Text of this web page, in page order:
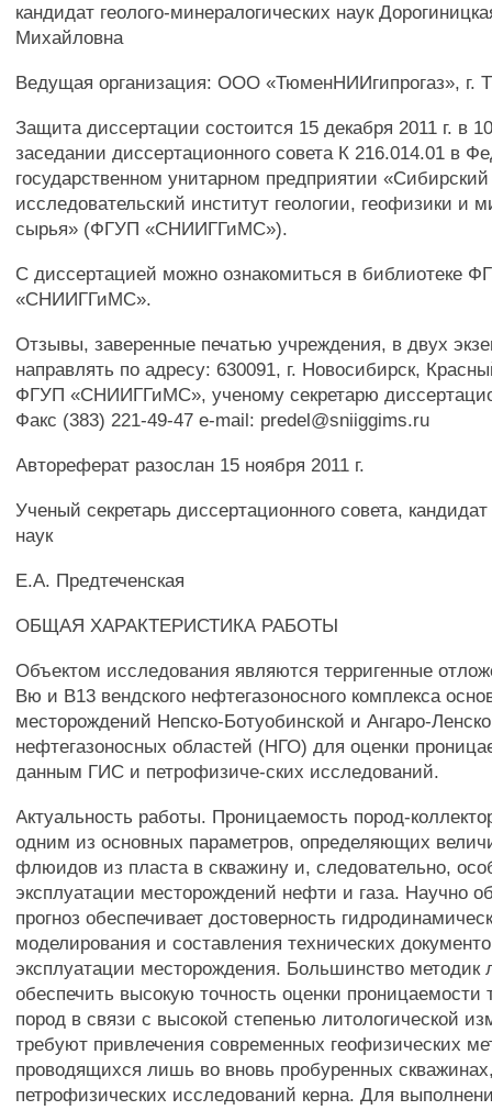
кандидат геолого-минералогических наук
Михайловна
Ведущая организация: ООО «ТюменНИИгипрогаз», г.
Защита диссертации состоится 15 декабря 2011 г. в
заседании диссертационного совета К 216.014.01 в
государственном унитарном предприятии
исследовательский институт геологии, геофизики и
сырья» (ФГУП «СНИИГГиМС»).
С диссертацией можно ознакомиться в библиотеке
«СНИИГГиМС».
Отзывы, заверенные печатью учреждения, в двух
направлять по адресу: 630091, г. Новосибирск,
ФГУП «СНИИГГиМС», ученому секретарю
Факс (383) 221-49-47 e-mail: predel@sniiggims.ru
Автореферат разослан 15 ноября 2011 г.
Ученый секретарь диссертационного совета,
наук
Е.А. Предтеченская
ОБЩАЯ ХАРАКТЕРИСТИКА РАБОТЫ
Объектом исследования являются терригенные
Вю и В13 вендского нефтегазоносного комплекса
месторождений Непско-Ботуобинской и Ангаро-
нефтегазоносных областей (НГО) для оценки
данным ГИС и петрофизиче-ских исследований.
Актуальность работы. Проницаемость пород-
одним из основных параметров, определяющих
флюидов из пласта в скважину и, следовательно,
эксплуатации месторождений нефти и газа. Научно
прогноз обеспечивает достоверность
моделирования и составления технических
эксплуатации месторождения. Большинство методик
обеспечить высокую точность оценки проницаемости
пород в связи с высокой степенью литологической
требуют привлечения современных геофизических
проводящихся лишь во вновь пробуренных
петрофизических исследований керна. Для